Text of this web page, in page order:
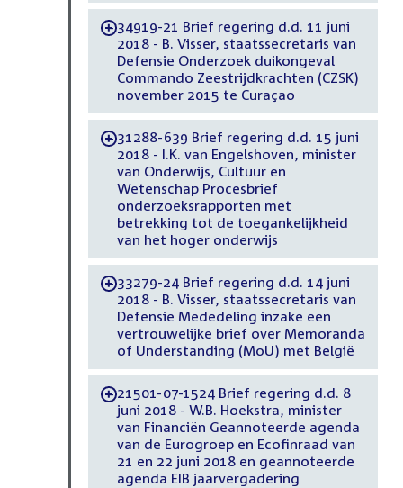
-34919-21 Brief regering d.d. 11 juni
2018 - B. Visser, staatssecretaris van
Defensie Onderzoek duikongeval
Commando Zeestrijdkrachten (CZSK)
november 2015 te Curaçao
-31288-639 Brief regering d.d. 15 juni
2018 - I.K. van Engelshoven, minister
van Onderwijs, Cultuur en
Wetenschap Procesbrief
onderzoeksrapporten met
betrekking tot de toegankelijkheid
van het hoger onderwijs
-33279-24 Brief regering d.d. 14 juni
2018 - B. Visser, staatssecretaris van
Defensie Mededeling inzake een
vertrouwelijke brief over Memoranda
of Understanding (MoU) met België
-21501-07-1524 Brief regering d.d. 8
juni 2018 - W.B. Hoekstra, minister
van Financiën Geannoteerde agenda
van de Eurogroep en Ecofinraad van
21 en 22 juni 2018 en geannoteerde
agenda EIB jaarvergadering